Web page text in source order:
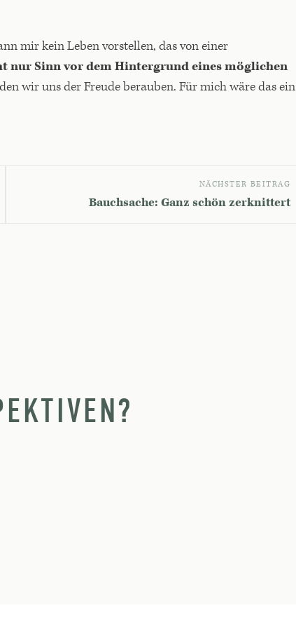
mir kein Leben vorstellen, das von einer
nur Sinn vor dem Hintergrund eines möglichen
wir uns der Freude berauben. Für mich wäre das ein
NÄCHSTER BEITRAG
Bauchsache: Ganz schön zerknittert